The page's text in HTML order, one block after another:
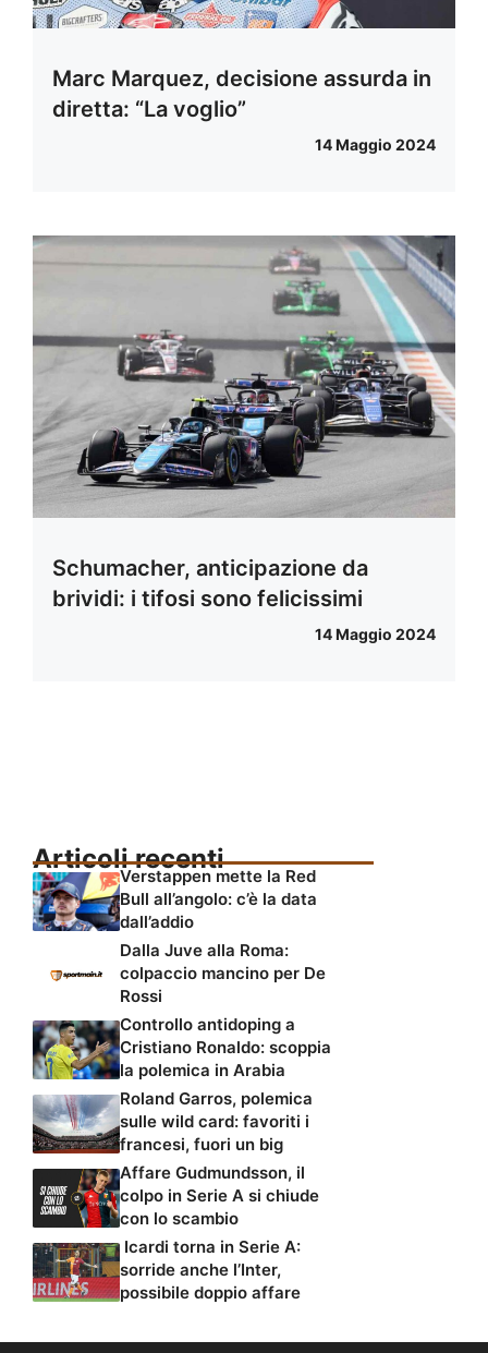
Marc Marquez, decisione assurda in
diretta: “La voglio”
14 Maggio 2024
Schumacher, anticipazione da
brividi: i tifosi sono felicissimi
14 Maggio 2024
Articoli recenti
Verstappen mette la Red
Bull all’angolo: c’è la data
dall’addio
Dalla Juve alla Roma:
colpaccio mancino per De
Rossi
Controllo antidoping a
Cristiano Ronaldo: scoppia
la polemica in Arabia
Roland Garros, polemica
sulle wild card: favoriti i
francesi, fuori un big
Affare Gudmundsson, il
colpo in Serie A si chiude
con lo scambio
Icardi torna in Serie A:
sorride anche l’Inter,
possibile doppio affare